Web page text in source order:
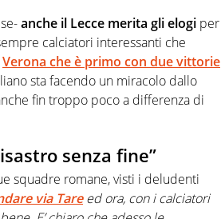
anche il Lecce merita gli elogi per
calciatori interessanti che
Verona che è primo con due vittorie
sta facendo un miracolo dallo
fin troppo poco a differenza di
senza fine”
squadre romane, visti i deludenti
via Tareed ora, con i calciatori